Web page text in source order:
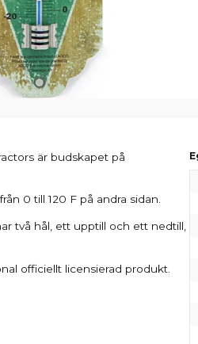
är budskapet på
0 till 120 F på andra sidan.
två hål, ett upptill och ett nedtill,
officiellt licensierad produkt.